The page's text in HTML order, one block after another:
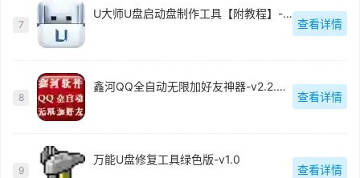
7
U大师U盘启动盘制作工具【附教程】-v【】
查看详情
8
鑫河QQ全自动无限加好友神器-v2.2.3.6
查看详情
9
万能U盘修复工具绿色版-v1.0
查看详情